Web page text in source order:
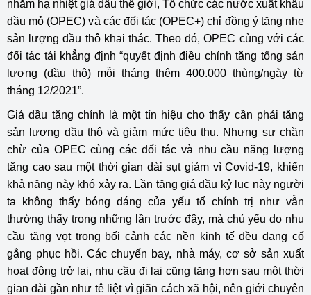
nhằm hạ nhiệt giá dầu thế giới, Tổ chức các nước xuất khẩu
dầu mỏ (OPEC) và các đối tác (OPEC+) chỉ đồng ý tăng nhẹ
sản lượng dầu thô khai thác. Theo đó, OPEC cùng với các
đối tác tái khẳng định “quyết định điều chỉnh tăng tổng sản
lượng (dầu thô) mỗi tháng thêm 400.000 thùng/ngày từ
tháng 12/2021”.
Giá dầu tăng chính là một tín hiệu cho thấy cần phải tăng
sản lượng dầu thô và giảm mức tiêu thụ. Nhưng sự chần
chừ của OPEC cùng các đối tác và nhu cầu năng lượng
tăng cao sau một thời gian dài sụt giảm vì Covid-19, khiến
khả năng này khó xảy ra. Lần tăng giá dầu kỷ lục này người
ta không thấy bóng dáng của yếu tố chính trị như vẫn
thường thấy trong những lần trước đây, mà chủ yếu do nhu
cầu tăng vọt trong bối cảnh các nền kinh tế đều đang cố
gắng phục hồi. Các chuyến bay, nhà máy, cơ sở sản xuất
hoạt động trở lại, nhu cầu đi lại cũng tăng hơn sau một thời
gian dài gần như tê liệt vì giãn cách xã hội, nên giới chuyên